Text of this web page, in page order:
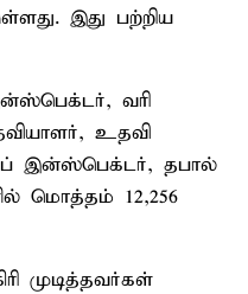
இது பற்றிய
வரி
உதவி
சப் இன்ஸ்பெக்டர், தபால்
மொத்தம் 12,256
முடித்தவர்கள்